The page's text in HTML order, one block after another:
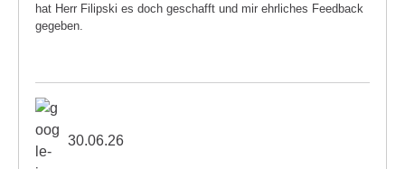
hat Herr Filipski es doch geschafft und mir ehrliches Feedback
gegeben.
30.06.26